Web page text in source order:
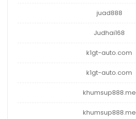
juad888
Judhai168
k1gt-auto.com
k1gt-auto.com
khumsup888.me
khumsup888.me